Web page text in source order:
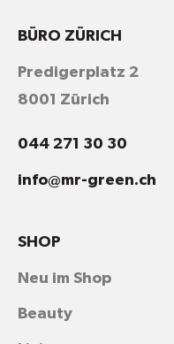
BÜRO ZÜRICH
Predigerplatz 2
8001 Zürich
044 271 30 30
info@mr-green.ch
SHOP
Neu im Shop
Beauty